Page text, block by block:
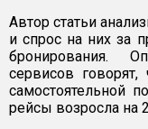
Автор статьи
и спрос на них за
бронирования.
сервисов
самостоятельной
рейсы возросла на